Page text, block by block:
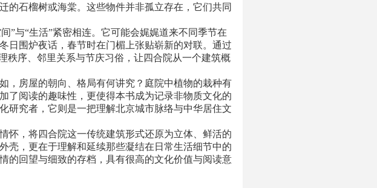
的石榴树或海棠。这些物件并非孤立存在，它们共同
”与“生活”紧密相连。它可能会娓娓道来不同季节在
日围炉夜话，春节时在门楣上张贴崭新的对联。通过
秩序、邻里关系与节庆习俗，让四合院从一个建筑概
，房屋的朝向、格局有何讲究？庭院中植物的栽种有
了阅读的趣味性，更使得本书成为记录非物质文化的
研究者，它则是一把理解北京城市脉络与中华居住文
怀，将四合院这一传统建筑形式还原为立体、鲜活的
壳，更在于理解和延续那些凝结在日常生活细节中的
的回望与细致的存档，具有很高的文化价值与阅读意